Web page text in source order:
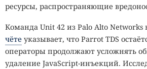
ресурсы, распространяющие
Команда Unit 42 из Palo Alto Networks
чёте указывает, что Parrot TDS
операторы продолжают усложнять
удаление JavaScript-инъекций.